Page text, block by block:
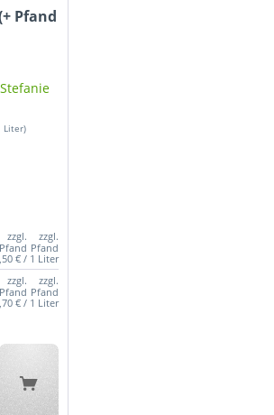
Pfand
Liter)
zzgl.
Pfand
zzgl.
Pfand
€ / 1 Liter
zzgl.
Pfand
zzgl.
Pfand
€ / 1 Liter